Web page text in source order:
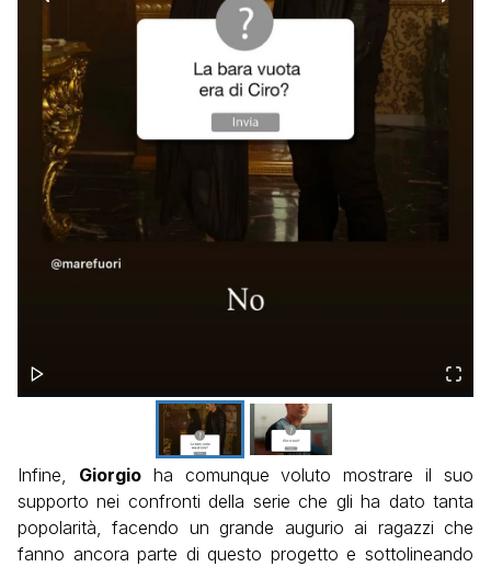
Infine, Giorgioha comunque voluto mostrare il suo
supporto nei confronti della serie che gli ha dato tanta
popolarità, facendo un grande augurio ai ragazzi che
fanno ancora parte di questo progetto e sottolineando